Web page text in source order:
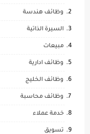
وظائف هندسة
السيرة الذاتية
مبيعات
وظائف ادارية
وظائف الخليج
وظائف محاسبة
خدمة عملاء
تسويق